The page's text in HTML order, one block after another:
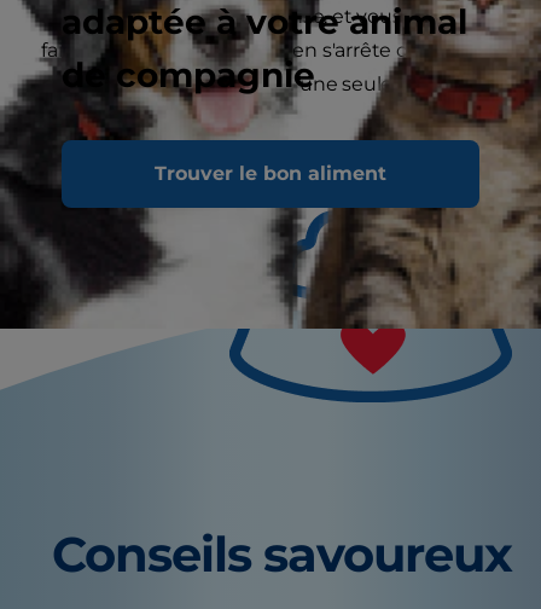
adaptée à votre animal
de compagnie
Trouver le bon aliment
l'aboiement et la récompense, et vous pourrez
faire en sorte que votre chien s'arrête d'aboyer
pendant deux minutes, en une seule séance.
Conseils savoureux